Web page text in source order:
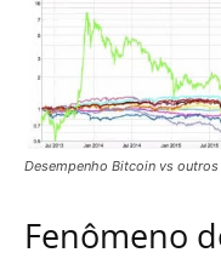
Desempenho Bitcoin vs
Fenômeno